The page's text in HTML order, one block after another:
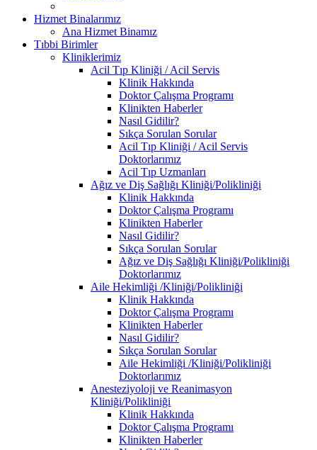
Hizmet Binalarımız
Ana Hizmet Binamız
Tıbbi Birimler
Kliniklerimiz
Acil Tıp Kliniği / Acil Servis
Klinik Hakkında
Doktor Çalışma Programı
Klinikten Haberler
Nasıl Gidilir?
Sıkça Sorulan Sorular
Acil Tıp Kliniği / Acil Servis
Doktorlarımız
Acil Tıp Uzmanları
Ağız ve Diş Sağlığı Kliniği/Polikliniği
Klinik Hakkında
Doktor Çalışma Programı
Klinikten Haberler
Nasıl Gidilir?
Sıkça Sorulan Sorular
Ağız ve Diş Sağlığı Kliniği/Polikliniği
Doktorlarımız
Aile Hekimliği /Kliniği/Polikliniği
Klinik Hakkında
Doktor Çalışma Programı
Klinikten Haberler
Nasıl Gidilir?
Sıkça Sorulan Sorular
Aile Hekimliği /Kliniği/Polikliniği
Doktorlarımız
Anesteziyoloji ve Reanimasyon
Kliniği/Polikliniği
Klinik Hakkında
Doktor Çalışma Programı
Klinikten Haberler